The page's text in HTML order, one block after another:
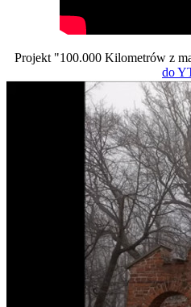
Projekt "100.000 Kilometrów z
do